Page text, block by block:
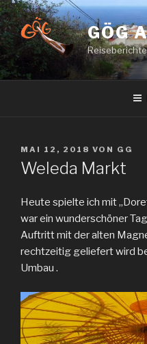
Zum
Inhalt
springen
GÖG
VERÖFFENTLICHT
AM
MAI 12, 2018 VON GG
Weleda Markt
Heute spielte ich mit
war ein wunderschöner
Auftritt mit der alten
rechtzeitig geliefert wird
Umbau .